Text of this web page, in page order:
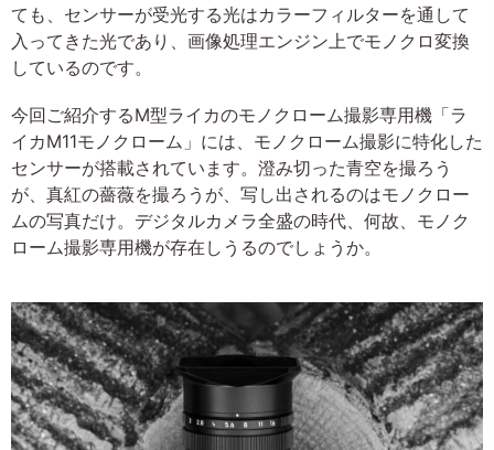
ても、センサーが受光する光はカラーフィルターを通して
入ってきた光であり、画像処理エンジン上でモノクロ変換
しているのです。
今回ご紹介するM型ライカのモノクローム撮影専用機「ラ
イカM11モノクローム」には、モノクローム撮影に特化した
センサーが搭載されています。澄み切った青空を撮ろう
が、真紅の薔薇を撮ろうが、写し出されるのはモノクロー
ムの写真だけ。デジタルカメラ全盛の時代、何故、モノク
ローム撮影専用機が存在しうるのでしょうか。